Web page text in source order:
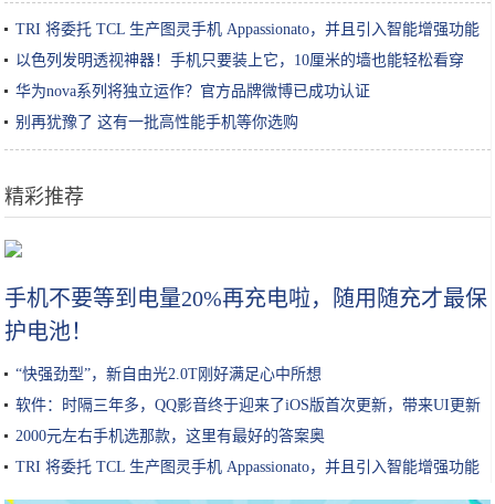
TRI 将委托 TCL 生产图灵手机 Appassionato，并且引入智能增强功能
以色列发明透视神器！手机只要装上它，10厘米的墙也能轻松看穿
华为nova系列将独立运作？官方品牌微博已成功认证
别再犹豫了 这有一批高性能手机等你选购
精彩推荐
手机不要等到电量20%再充电啦，随用随充才最保
护电池！
“快强劲型”，新自由光2.0T刚好满足心中所想
软件：时隔三年多，QQ影音终于迎来了iOS版首次更新，带来UI更新
2000元左右手机选那款，这里有最好的答案奥
TRI 将委托 TCL 生产图灵手机 Appassionato，并且引入智能增强功能